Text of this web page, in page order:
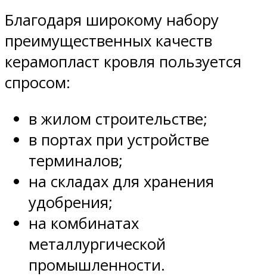
Благодаря широкому набору
преимущественных качеств
керамопласт кровля пользуется
спросом:
в жилом строительстве;
в портах при устройстве
терминалов;
на складах для хранения
удобрения;
на комбинатах
металлургической
промышленности.